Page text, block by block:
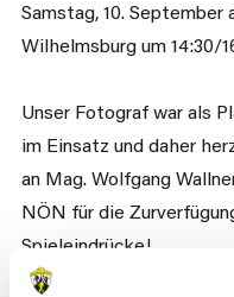
Samstag, 10. September
Wilhelmsburg um 14:30/
Unser Fotograf war als
im Einsatz und daher
an Mag. Wolfgang
NÖN für die
Spieleindrücke!